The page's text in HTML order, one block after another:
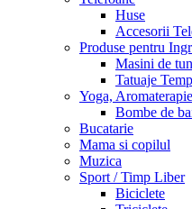
Huse
Accesorii
Produse pentru
Masini de
Tatuaje
Yoga,
Bombe de
Bucatarie
Mama si copilul
Muzica
Sport / Timp Liber
Biciclete